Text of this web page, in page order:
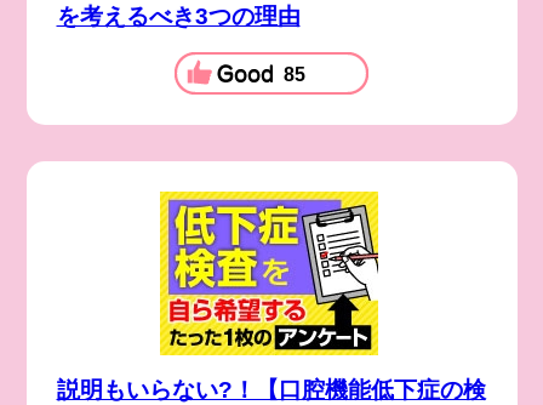
を考えるべき3つの理由
85
説明もいらない?！【口腔機能低下症の検